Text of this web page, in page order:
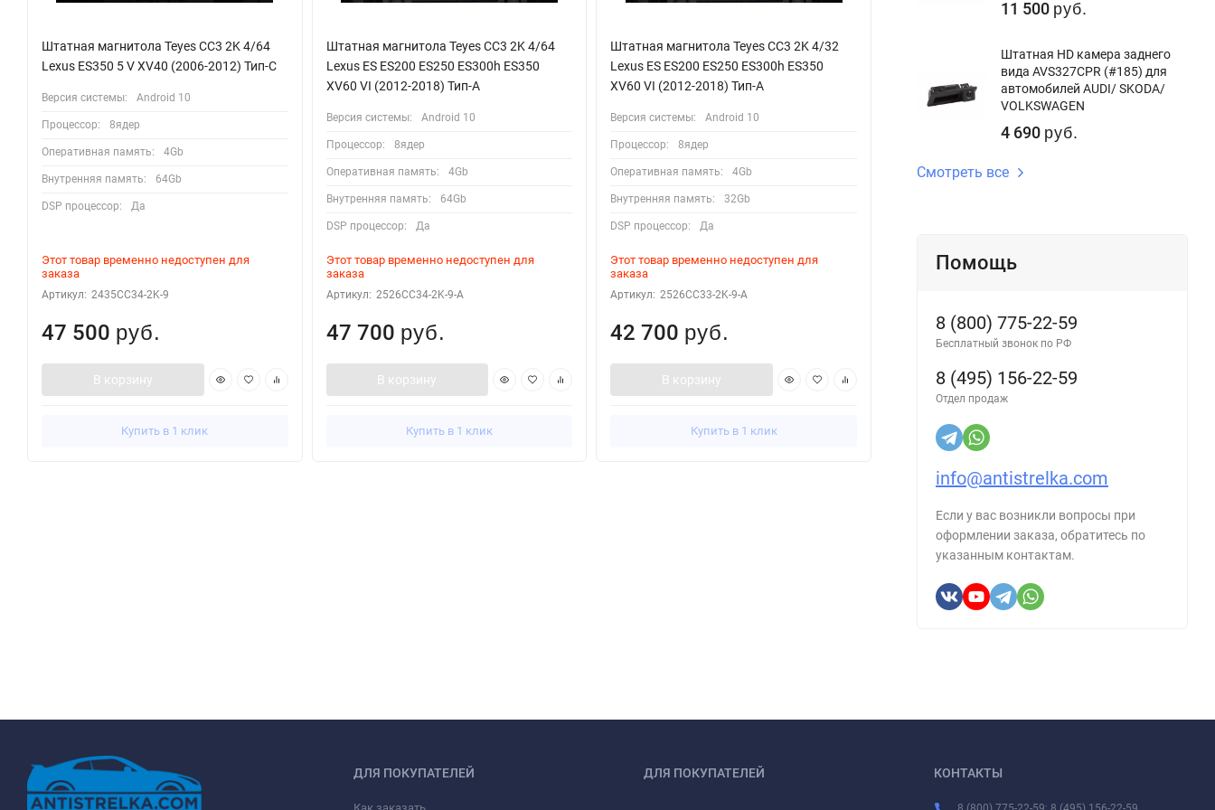
Штатная магнитола Teyes CC3 2K 4/64
Lexus ES350 5 V XV40 (2006-2012) Тип-C
Версия системы: Android 10
Процессор: 8ядер
Оперативная память: 4Gb
Внутренняя память: 64Gb
DSP процессор: Да
Этот товар временно недоступен для
заказа
Артикул: 2435CC34-2K-9
47 500 руб.
В корзину
Купить в 1 клик
Штатная магнитола Teyes CC3 2K 4/64
Lexus ES ES200 ES250 ES300h ES350
XV60 VI (2012-2018) Тип-A
Версия системы: Android 10
Процессор: 8ядер
Оперативная память: 4Gb
Внутренняя память: 64Gb
DSP процессор: Да
Этот товар временно недоступен для
заказа
Артикул: 2526CC34-2K-9-A
47 700 руб.
В корзину
Купить в 1 клик
Штатная магнитола Teyes CC3 2K 4/32
Lexus ES ES200 ES250 ES300h ES350
XV60 VI (2012-2018) Тип-A
Версия системы: Android 10
Процессор: 8ядер
Оперативная память: 4Gb
Внутренняя память: 32Gb
DSP процессор: Да
Этот товар временно недоступен для
заказа
Артикул: 2526CC33-2K-9-A
42 700 руб.
В корзину
Купить в 1 клик
1118H-DSP Lexus ES 240 2006-2012
Версия системы: Android 9.0
Внутренняя память: 64Gb
В наличии
47 400руб.
В корзину
Купить в 1 клик
11 500 руб.
Штатная HD камера заднего
вида AVS327CPR (#185) для
автомобилей AUDI/ SKODA/
VOLKSWAGEN
4 690 руб.
Смотреть все
Помощь
8 (800) 775-22-59
Бесплатный звонок по РФ
8 (495) 156-22-59
Отдел продаж
info@antistrelka.com
Если у вас возникли вопросы при
оформлении заказа, обратитесь по
указанным контактам.
ДЛЯ ПОКУПАТЕЛЕЙ ДЛЯ ПОКУПАТЕЛЕЙ КОНТАКТЫ